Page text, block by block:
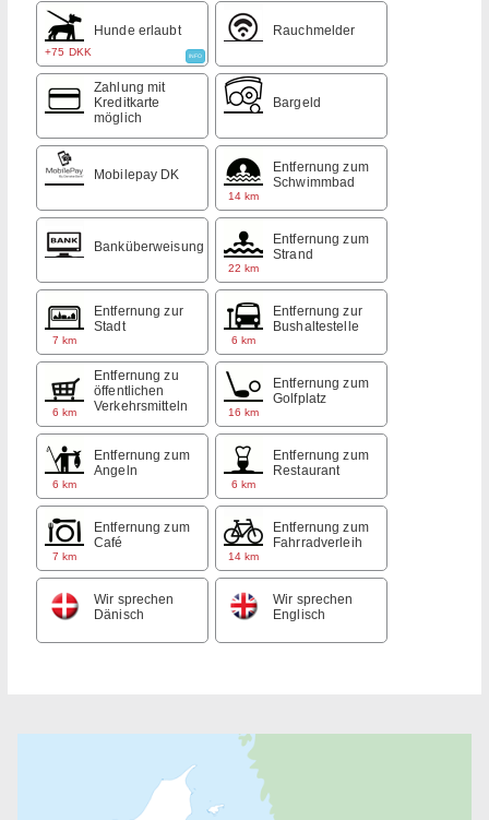
+75 DKK
Hunde erlaubt
INFO
Rauchmelder
Zahlung mit
Kreditkarte
möglich
Bargeld
Mobilepay DK
14 km
Entfernung zum
Schwimmbad
Banküberweisung
22 km
Entfernung zum
Strand
7 km
Entfernung zur
Stadt
6 km
Entfernung zur
Bushaltestelle
6 km
Entfernung zu
öffentlichen
Verkehrsmitteln
16 km
Entfernung zum
Golfplatz
6 km
Entfernung zum
Angeln
6 km
Entfernung zum
Restaurant
7 km
Entfernung zum
Café
14 km
Entfernung zum
Fahrradverleih
Wir sprechen
Dänisch
Wir sprechen
Englisch